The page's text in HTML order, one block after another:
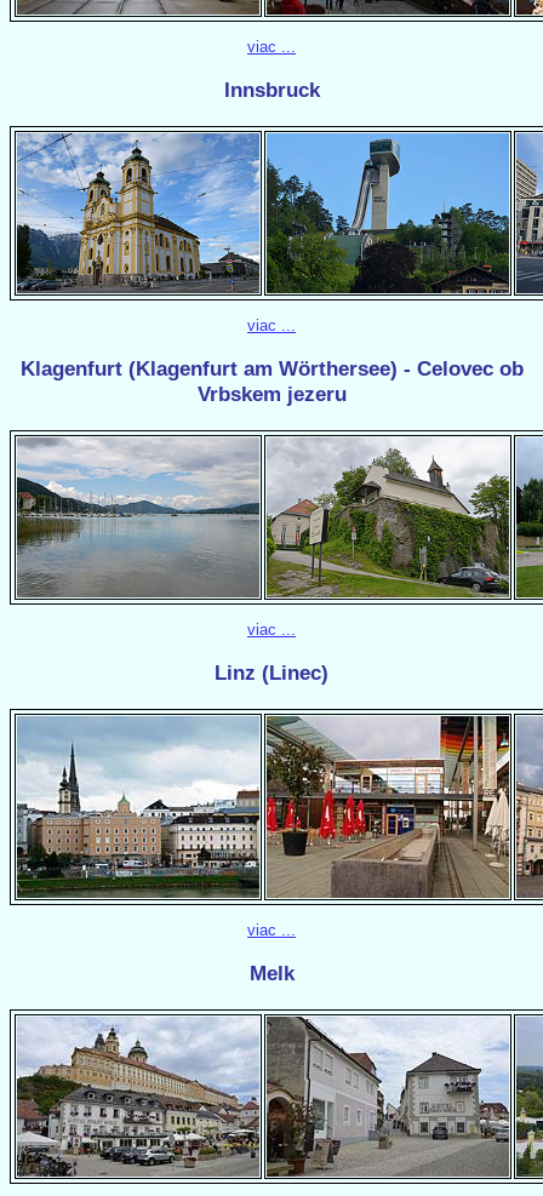
viac ...
Innsbruck
viac ...
Klagenfurt (Klagenfurt am Wörthersee) - Celovec ob
Vrbskem jezeru
viac ...
Linz (Linec)
viac ...
Melk